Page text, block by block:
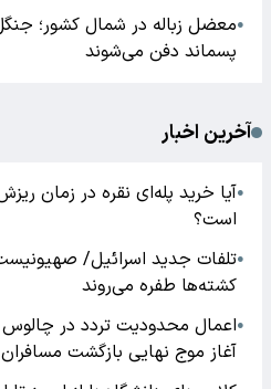
●معضل زباله در شمال کشور؛
پسماند دفن می‌شوند
آخرین اخبار
●آیا خرید پله‌ای نقره در زمان
است؟
●تلفات جدید اسرائیل/
کشته‌ها طفره می‌روند
●
آغاز موج نهایی بازگشت